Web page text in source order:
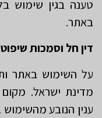
טענה בגין שימוש
באתר.
דין חל וסמכות שיפוט
על השימוש באתר
מדינת ישראל. מקום
ענין הנובע